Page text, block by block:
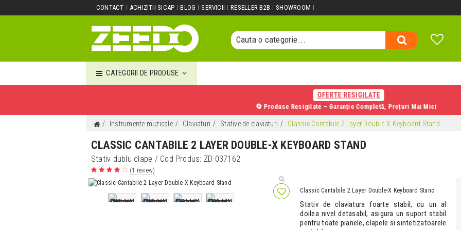
CONTACT ACHIZITII SICAP BLOG SERVICII RESELLER B2B SHOWROOM
Cauta un produs...
Cauta un producator...
CATEGORII DE PRODUSE
OFERTE RESIGILATE
🔄 Produse Resigilate – Garanție Completă, Prețuri Mai Mici
Instrumente muzicale Claviaturi Stative de claviaturi Classic Cantabile 2 Layer Double-X Keyboard Stand
CLASSIC CANTABILE 2 LAYER DOUBLE-X KEYBOARD STAND
Stativ dublu clape / Cod Produs: ZD-037162
(1 review)
Classic Cantabile 2 Layer Double-X Keyboard Stand
Stativ de claviatura foarte stabil, cu un al
doilea nivel detasabil, asigura un suport stabil
pentru toate pianele, clapele si sintetizatoarele